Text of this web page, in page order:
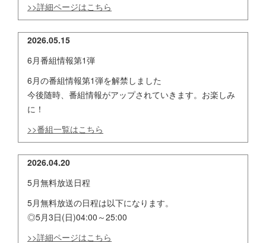
>>詳細ページはこちら
2026.05.15
6月番組情報第1弾
6月の番組情報第1弾を解禁しました
今後随時、番組情報がアップされていきます。お楽しみ
に！
>>番組一覧はこちら
2026.04.20
5月無料放送日程
5月無料放送の日程は以下になります。
◎5月3日(日)04:00～25:00
>>詳細ページはこちら